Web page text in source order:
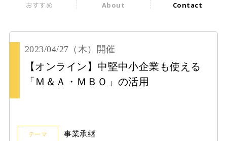
おすすめ About Contact
2023/04/27 （木） 開催
【オンライン】中堅中小企業も使える
「Ｍ＆Ａ・ＭＢＯ」の活用
テーマ 事業承継